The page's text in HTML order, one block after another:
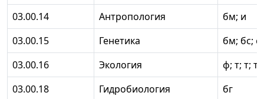
03.00.14
Антропология
бм; и
03.00.15
Генетика
бм; бс;
03.00.16
Экология
ф; т; т;
03.00.18
Гидробиология
бг